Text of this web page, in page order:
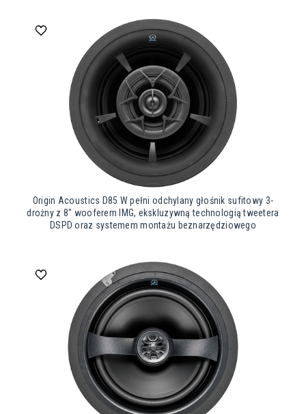
Origin Acoustics D85 W pełni odchylany głośnik sufitowy 3-
drożny z 8″ wooferem IMG, ekskluzywną technologią tweetera
DSPD oraz systemem montażu beznarzędziowego